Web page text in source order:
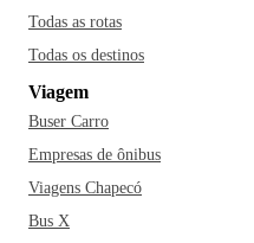
Todas as rotas
Todas os destinos
Viagem
Buser Carro
Empresas de ônibus
Viagens Chapecó
Bus X